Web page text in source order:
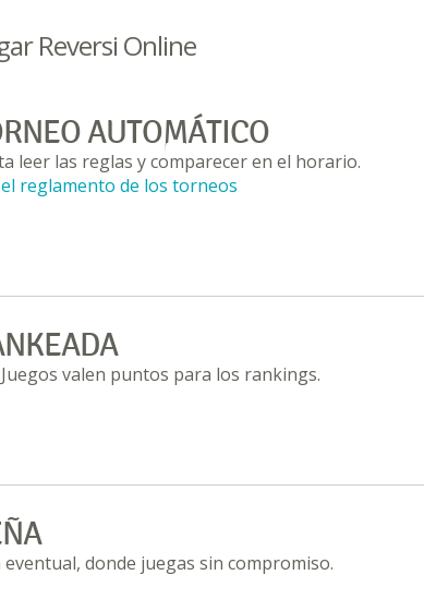
Reversi Online
AUTOMÁTICO
leer las reglas y comparecer en el horario.
reglamento de los torneos
valen puntos para los rankings.
eventual, donde juegas sin compromiso.